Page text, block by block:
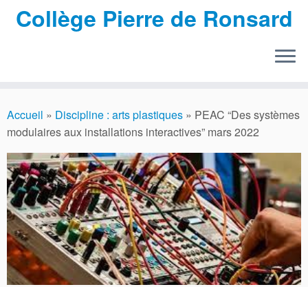
au
contenu
Collège Pierre de Ronsard
Accueil » Discipline : arts plastiques » PEAC “Des systèmes
modulaires aux installations interactives” mars 2022